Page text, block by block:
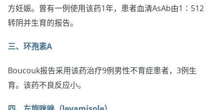
方妊娠。曾有一例使用该药1年，患者血清AsAb由1∶512
转阴并生育的报告。
三、环孢素A
Boucouk报告采用该药治疗9例男性不育症患者，3例生
育。该药不良反应小。